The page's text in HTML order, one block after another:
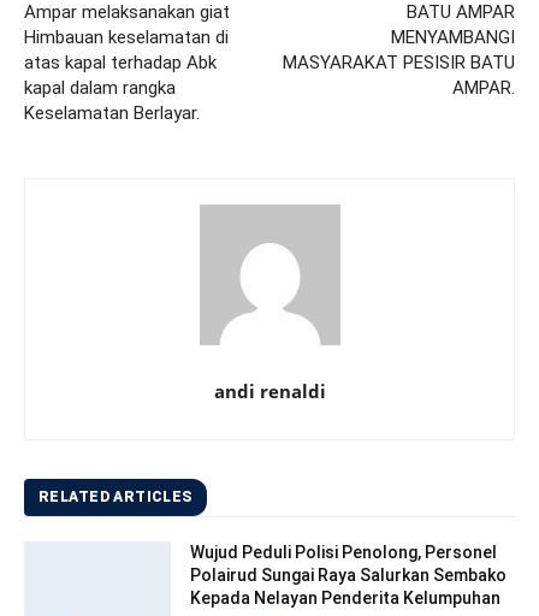
Ampar melaksanakan giat
Himbauan keselamatan di
atas kapal terhadap Abk
kapal dalam rangka
Keselamatan Berlayar.
BATU AMPAR
MENYAMBANGI
MASYARAKAT PESISIR BATU
AMPAR.
andi renaldi
RELATED ARTICLES
Wujud Peduli Polisi Penolong, Personel
Polairud Sungai Raya Salurkan Sembako
Kepada Nelayan Penderita Kelumpuhan